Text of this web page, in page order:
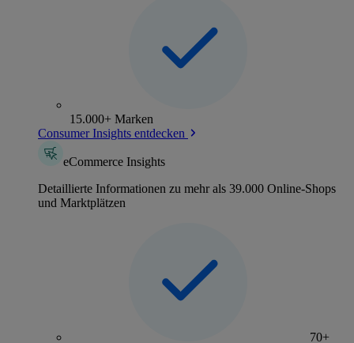
15.000+ Marken
Consumer Insights entdecken
eCommerce Insights
Detaillierte Informationen zu mehr als 39.000 Online-Shops
und Marktplätzen
70+